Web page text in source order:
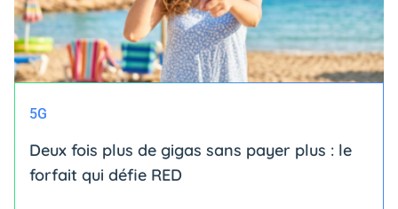
5G
Deux fois plus de gigas sans payer plus : le
forfait qui défie RED